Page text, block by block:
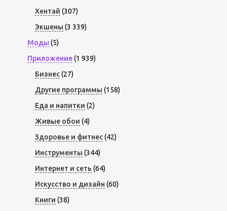
Хентай (307)
Экшены (3 339)
Моды (5)
Приложение(1 939)
Бизнес(27)
Другие программы (158)
Еда и напитки (2)
Живые обои (4)
Здоровье и фитнес(42)
Инструменты (344)
Интернет и сеть (64)
Искусство и дизайн (60)
Книги (38)